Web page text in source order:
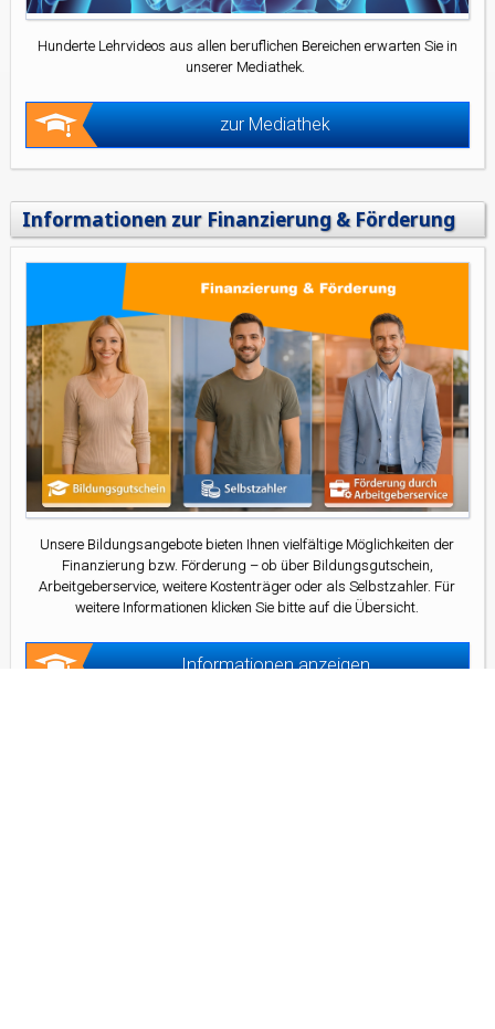
Hunderte Lehrvideos aus allen beruflichen Bereichen erwarten Sie in
unserer Mediathek.
zur Mediathek
Informationen zur Finanzierung & Förderung
Unsere Bildungsangebote bieten Ihnen vielfältige Möglichkeiten der
Finanzierung bzw. Förderung – ob über Bildungsgutschein,
Arbeitgeberservice, weitere Kostenträger oder als Selbstzahler. Für
weitere Informationen klicken Sie bitte auf die Übersicht.
Informationen anzeigen